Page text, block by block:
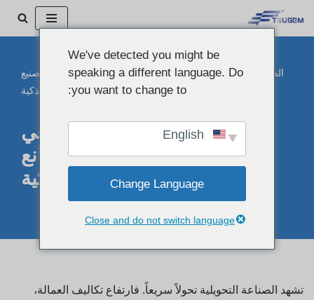
تخطي
المحتوىالصفحة الرئيسية"المدونة"كيف يعمل إنترنت الأشياء في التصنيع
على تشغيل المصانع الذكية
كيف يعمل إنترنت الأشياء في
التصنيع على تشغيل المصانع
الذكية
تشهد الصناعة التحويلية تحولاً سريعاً. فارتفاع تكاليف العمالة،
We've detected you might be
speaking a different language. Do
you want to change to:
Change Language
Close and do not switch language